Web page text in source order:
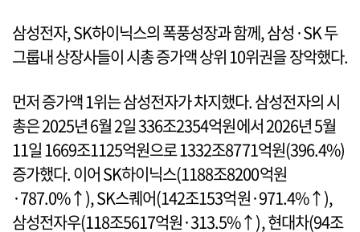
삼성전자, SK하이닉스의 폭풍성장과 함께, 삼성·SK 두
그룹내 상장사들이 시총 증가액 상위 10위권을 장악했다.
먼저 증가액 1위는 삼성전자가 차지했다. 삼성전자의 시
총은 2025년 6월 2일 336조2354억원에서 2026년 5월
11일 1669조1125억원으로 1332조8771억원(396.4%)
증가했다. 이어 SK하이닉스(1188조8200억원
·787.0%↑), SK스퀘어(142조153억원·971.4%↑),
삼성전자우(118조5617억원·313.5%↑), 현대차(94조